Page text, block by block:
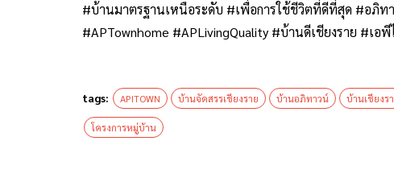
#บ้านมาตรฐานเหนือระดับ #เพื่อการใช้ชีวิตที่ดีที่สุด #อภิท
#APTownhome #APLivingQuality #บ้านดีเชียงราย #เอพี
tags: APITOWN บ้านจัดสรรเชียงราย บ้านอภิทาวน์ บ้านเชียงร
โครงการหมู่บ้าน